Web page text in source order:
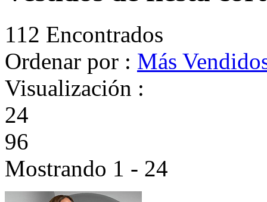
112 Encontrados
Ordenar por : Más
Visualización :
24
96
Mostrando 1 - 24